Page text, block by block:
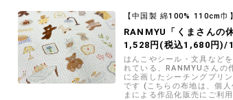
【中国製 綿100% 110cm巾】
RANMYU「くまさんの休
1,528円(税込1,680円)/
はんこやシール・文具など
れている、RANMYUさんの
に企画したシーチングプリ
です (こちらの布地は、個人
まによる作品化販売にご利用